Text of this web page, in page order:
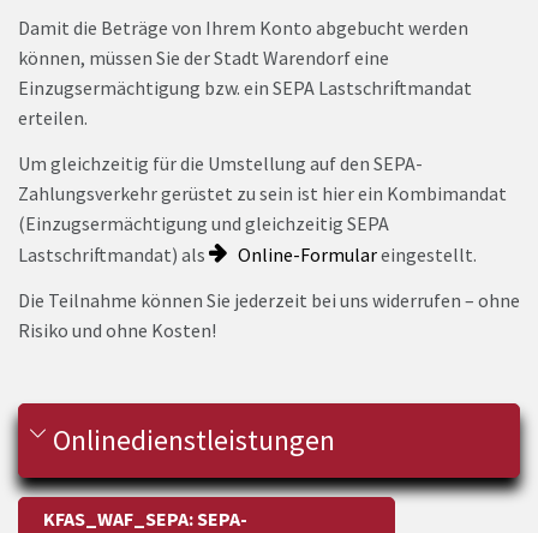
Damit die Beträge von Ihrem Konto abgebucht werden
können, müssen Sie der Stadt Warendorf eine
Einzugsermächtigung bzw. ein SEPA Lastschriftmandat
erteilen.
Um gleichzeitig für die Umstellung auf den SEPA-
Zahlungsverkehr gerüstet zu sein ist hier ein Kombimandat
(Einzugsermächtigung und gleichzeitig SEPA
Lastschriftmandat) als
Online-Formulareingestellt.
Die Teilnahme können Sie jederzeit bei uns widerrufen – ohne
Risiko und ohne Kosten!
Onlinedienstleistungen
KFAS_WAF_SEPA: SEPA-